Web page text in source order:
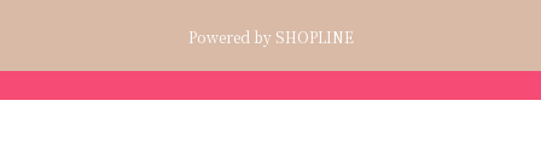
Powered by SHOPLINE